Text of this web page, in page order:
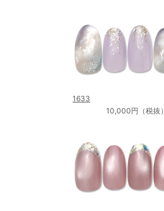
1633
10,000円（税抜）